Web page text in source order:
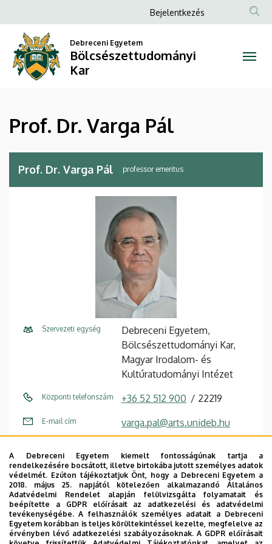
Dr.
Varga
Bölcsészettudományi
Kar
a
tartalomra
Anonim
fiók
menüje
Bejelentkezés
Debreceni Egyetem
Bölcsészettudományi
Kar
Prof. Dr. Varga Pál
Prof. Dr. Varga Pál professor emeritus
Szervezeti egység
Debreceni Egyetem,
Bölcsészettudományi Kar,
Magyar Irodalom- és
Kultúratudományi Intézet
Központi telefonszám +36 52 512 900 22219
E-mail cím varga.pal@arts.unideb.hu
Cím 4032 Debrecen Egyetem tér 1
Épület
Főépület (Egyetem téri
Campus)
Emelet, ajtó
3. emelet, 331/1 (oktatói
A Debreceni Egyetem kiemelt fontosságúnak tartja a
rendelkezésére bocsátott, illetve birtokába jutott személyes adatok
védelmét. Ezúton tájékoztatjuk Önt, hogy a Debreceni Egyetem a
2018. május 25. napjától kötelezően alkalmazandó Általános
Adatvédelmi Rendelet alapján felülvizsgálta folyamatait és
beépítette a GDPR előírásait az adatkezelési és adatvédelmi
tevékenységébe. A felhasználók személyes adatait a Debreceni
Egyetem korábban is teljes körültekintéssel kezelte, megfelelve az
érvényben lévő adatkezelési szabályozásoknak. A GDPR előírásait